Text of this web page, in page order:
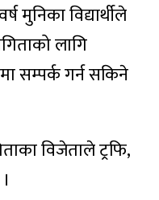
मुनिका विद्यार्थीले
लागि
सम्पर्क गर्न सकिने
विजेताले ट्रफि,